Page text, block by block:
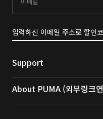
입력하신 이메일 주소로 할인
Support
About PUMA (외부링크